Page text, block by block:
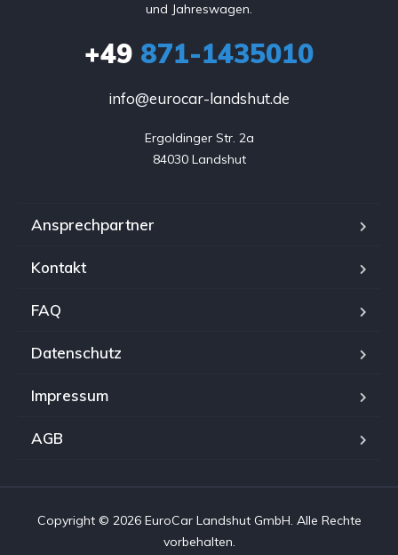
und Jahreswagen.
+49 871-1435010
info@eurocar-landshut.de
Ergoldinger Str. 2a
84030 Landshut
Ansprechpartner
Kontakt
FAQ
Datenschutz
Impressum
AGB
Copyright © 2026 EuroCar Landshut GmbH. Alle Rechte
vorbehalten.